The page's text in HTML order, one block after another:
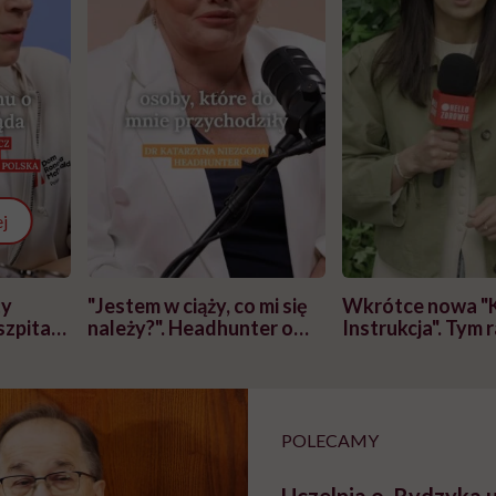
"Jestem w ciąży, co mi się
należy?". Headhunter o
pracy
Wkrótce nowa
Instrukcja". Tym
POLECAMY